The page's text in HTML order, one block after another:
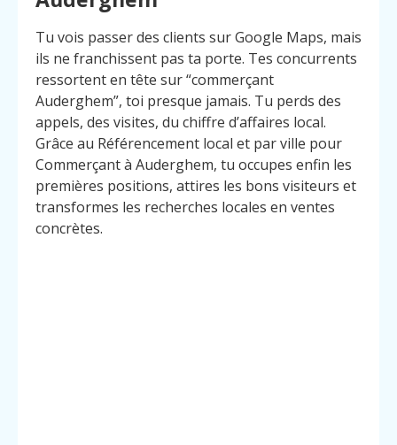
Tu vois passer des clients sur Google Maps, mais
ils ne franchissent pas ta porte. Tes concurrents
ressortent en tête sur “commerçant
Auderghem”, toi presque jamais. Tu perds des
appels, des visites, du chiffre d’affaires local.
Grâce au Référencement local et par ville pour
Commerçant à Auderghem, tu occupes enfin les
premières positions, attires les bons visiteurs et
transformes les recherches locales en ventes
concrètes.